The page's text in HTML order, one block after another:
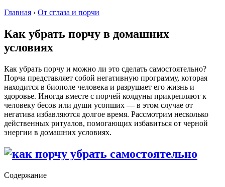
Главная › От сглаза и порчи
Как убрать порчу в домашних
условиях
Как убрать порчу и можно ли это сделать самостоятельно?
Порча представляет собой негативную программу, которая
находится в биополе человека и разрушает его жизнь и
здоровье. Иногда вместе с порчей колдуны прикрепляют к
человеку бесов или души усопших — в этом случае от
негатива избавляются долгое время. Рассмотрим несколько
действенных ритуалов, помогающих избавиться от черной
энергии в домашних условиях.
Содержание